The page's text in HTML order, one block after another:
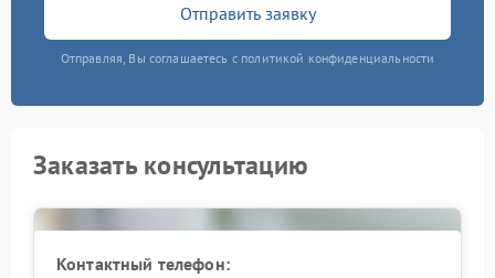
Отправить заявку
Отправляя, Вы соглашаетесь с политикой конфиденциальности
Заказать консультацию
Контактный телефон: